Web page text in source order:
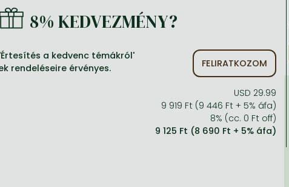
8% KEDVEZMÉNY?
a kedvenc témákról'
rendeléseire érvényes.
FELIRATKOZOM
USD 29.99
9 919 Ft (9 446 Ft + 5% áfa)
8% (cc. 0 Ft off)
9 125 Ft (8 690 Ft + 5% áfa)